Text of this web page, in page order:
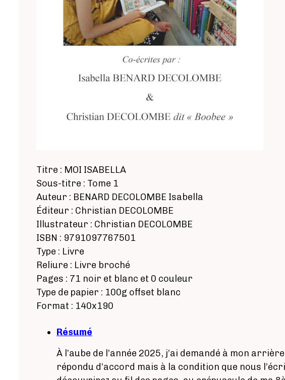
Titre : MOI ISABELLA
Sous-titre : Tome 1
Auteur : BENARD DECOLOMBE Isabella
Éditeur : Christian DECOLOMBE
Illustrateur : Christian DECOLOMBE
ISBN : 9791097767501
Type : Livre
Reliure : Livre broché
Pages : 71 noir et blanc et 0 couleur
Type de papier : 100g offset blanc
Format : 140x190
Résumé
À l’aube de l’année 2025, j’ai demandé à mon
répondu d’accord mais à la condition que nous